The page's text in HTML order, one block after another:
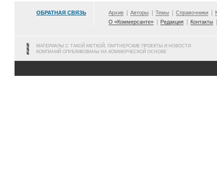
ОБРАТНАЯ СВЯЗЬ Архив Авторы Темы Справочники
О «Коммерсанте»
Редакция Контакты
МАТЕРИАЛЫ С ТАКОЙ МЕТКОЙ, ПАРТНЕРСКИЕ ПРОЕКТЫ И НОВОСТИ
КОМПАНИЙ ОПУБЛИКОВАНЫ НА КОММЕРЧЕСКОЙ ОСНОВЕ